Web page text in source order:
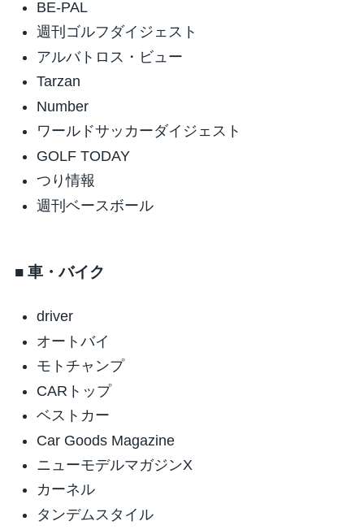
BE-PAL
週刊ゴルフダイジェスト
アルバトロス・ビュー
Tarzan
Number
ワールドサッカーダイジェスト
GOLF TODAY
つり情報
週刊ベースボール
■ 車・バイク
driver
オートバイ
モトチャンプ
CARトップ
ベストカー
Car Goods Magazine
ニューモデルマガジンX
カーネル
タンデムスタイル